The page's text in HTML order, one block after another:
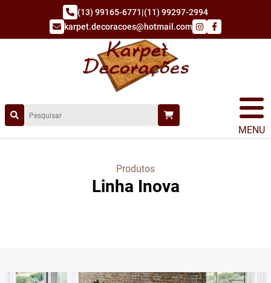
(13) 99165-6771|(11) 99297-2994
karpet.decoracoes@hotmail.com
MENU
Produtos
Linha Inova